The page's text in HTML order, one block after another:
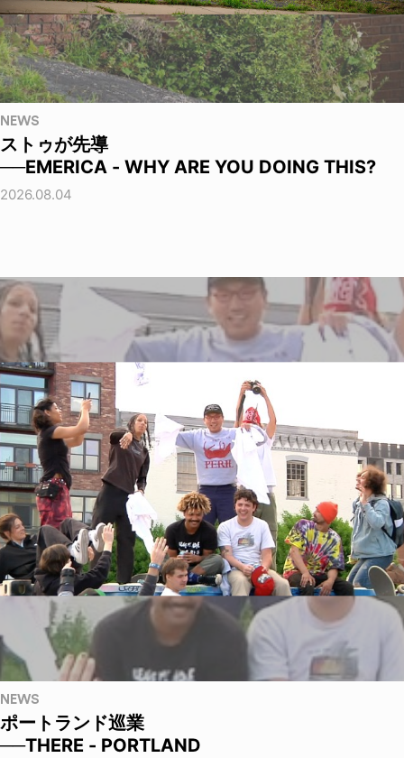
NEWS
ストゥが先導
──EMERICA - WHY ARE YOU DOING THIS?
2026.08.04
NEWS
ポートランド巡業
──THERE - PORTLAND